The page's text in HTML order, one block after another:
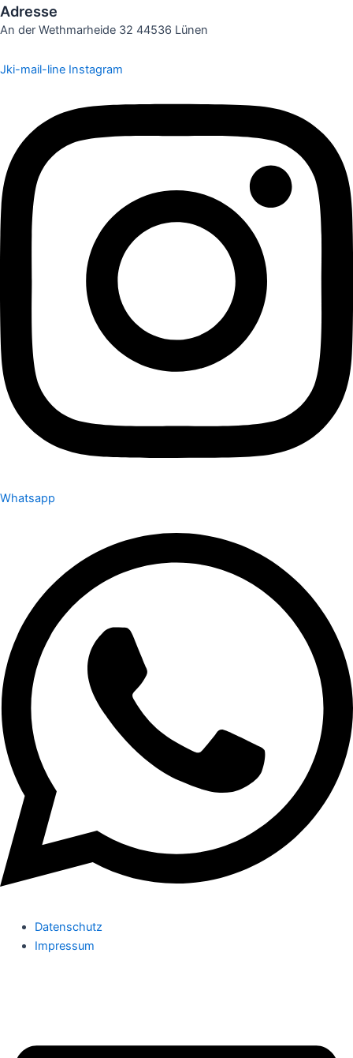
Adresse
An der Wethmarheide 32 44536 Lünen
Jki-mail-line Instagram
Whatsapp
Datenschutz
Impressum